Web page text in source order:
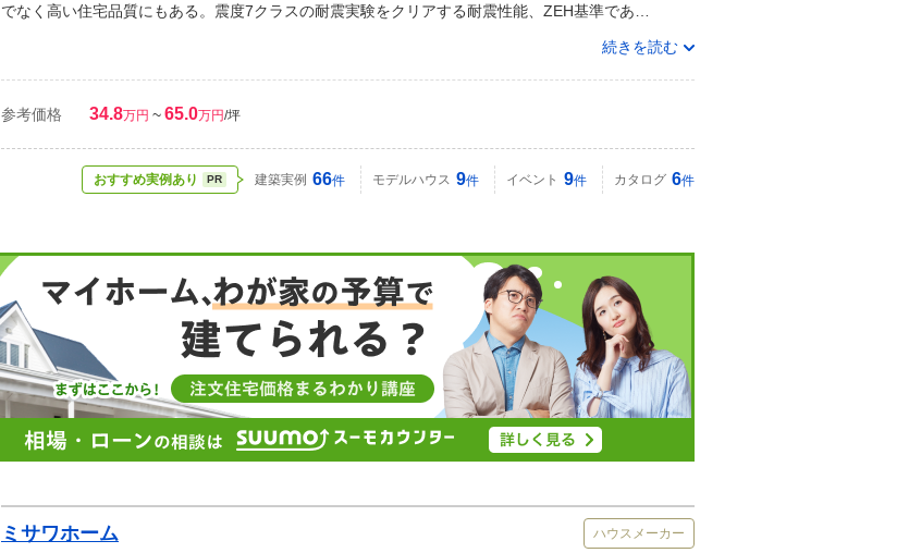
でなく高い住宅品質にもある。震度7クラスの耐震実験をクリアする耐震性能、ZEH基準であ…
続きを読む
参考価格 34.8万円 ~65.0万円/坪
おすすめ実例あり PR 建築実例 66件 モデルハウス 9件 イベント 9件 カタログ 6件
ミサワホーム ハウスメーカー